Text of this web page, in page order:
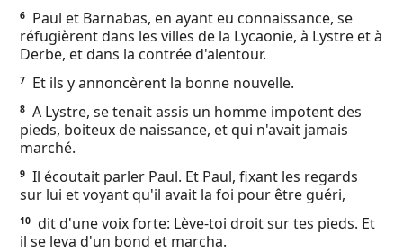
6
Paul et Barnabas, en ayant eu connaissance, se
réfugièrent dans les villes de la Lycaonie, à Lystre et à
Derbe, et dans la contrée d'alentour.
7 Et ils y annoncèrent la bonne nouvelle.
8 A Lystre, se tenait assis un homme impotent des
pieds, boiteux de naissance, et qui n'avait jamais
marché.
9 Il écoutait parler Paul. Et Paul, fixant les regards
sur lui et voyant qu'il avait la foi pour être guéri,
10 dit d'une voix forte: Lève-toi droit sur tes pieds. Et
il se leva d'un bond et marcha.